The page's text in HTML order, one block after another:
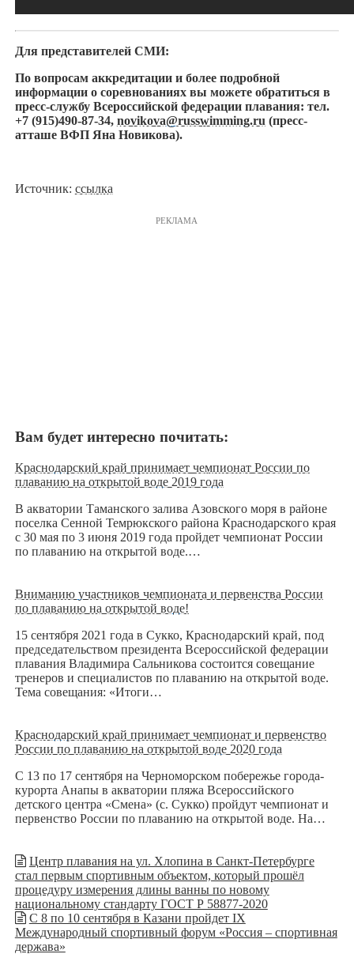
Для представителей СМИ:
По вопросам аккредитации и более подробной
информации о соревнованиях вы можете обратиться в
пресс-службу Всероссийской федерации плавания: тел.
+7 (915)490-87-34, novikova@russwimming.ru (пресс-
атташе ВФП Яна Новикова).
Источник: ссылка
РЕКЛАМА
Вам будет интересно почитать:
Краснодарский край принимает чемпионат России по
плаванию на открытой воде 2019 года
В акватории Таманского залива Азовского моря в районе
поселка Сенной Темрюкского района Краснодарского края
с 30 мая по 3 июня 2019 года пройдет чемпионат России
по плаванию на открытой воде.…
Вниманию участников чемпионата и первенства России
по плаванию на открытой воде!
15 сентября 2021 года в Сукко, Краснодарский край, под
председательством президента Всероссийской федерации
плавания Владимира Сальникова состоится совещание
тренеров и специалистов по плаванию на открытой воде.
Тема совещания: «Итоги…
Краснодарский край принимает чемпионат и первенство
России по плаванию на открытой воде 2020 года
С 13 по 17 сентября на Черноморском побережье города-
курорта Анапы в акватории пляжа Всероссийского
детского центра «Смена» (c. Сукко) пройдут чемпионат и
первенство России по плаванию на открытой воде. На…
Центр плавания на ул. Хлопина в Санкт-Петербурге
стал первым спортивным объектом, который прошёл
процедуру измерения длины ванны по новому
национальному стандарту ГОСТ Р 58877-2020
С 8 по 10 сентября в Казани пройдет IX
Международный спортивный форум «Россия – спортивная
держава»